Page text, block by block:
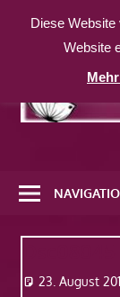
Inhalt
weitere
Website
23. August
Diese
Website